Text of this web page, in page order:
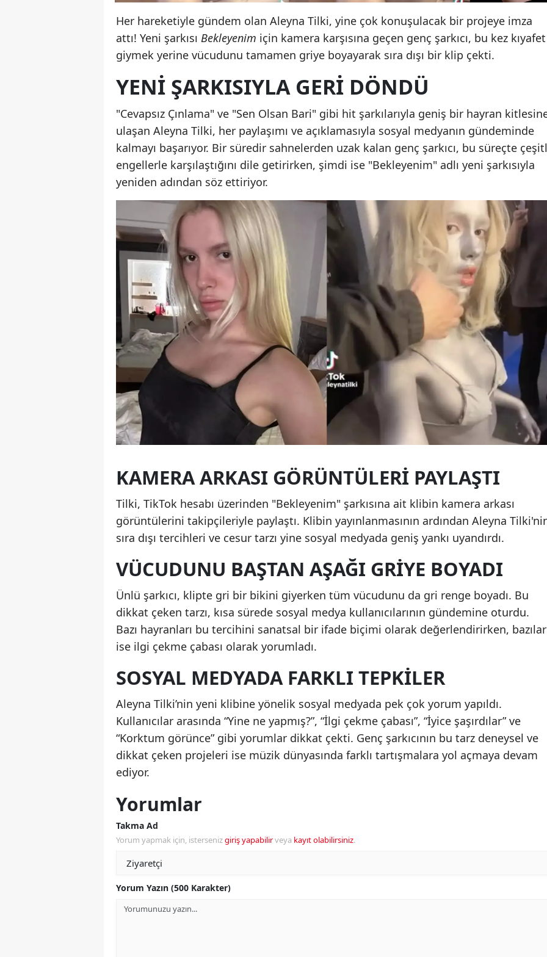
Her hareketiyle gündem olan Aleyna Tilki, yine çok konuşulacak bir projeye imza
attı! Yeni şarkısı Bekleyenim için kamera karşısına geçen genç şarkıcı, bu kez kıyafet
giymek yerine vücudunu tamamen griye boyayarak sıra dışı bir klip çekti.
YENI ŞARKISIYLA GERI DÖNDÜ
"Cevapsız Çınlama" ve "Sen Olsan Bari" gibi hit şarkılarıyla geniş bir hayran
ulaşan Aleyna Tilki, her paylaşımı ve açıklamasıyla sosyal medyanın gündeminde
kalmayı başarıyor. Bir süredir sahnelerden uzak kalan genç şarkıcı, bu süreçte
engellerle karşılaştığını dile getirirken, şimdi ise "Bekleyenim" adlı yeni şarkısıyla
yeniden adından söz ettiriyor.
KAMERA ARKASI GÖRÜNTÜLERI PAYLAŞTI
Tilki, TikTok hesabı üzerinden "Bekleyenim" şarkısına ait klibin kamera arkası
görüntülerini takipçileriyle paylaştı. Klibin yayınlanmasının ardından Aleyna
sıra dışı tercihleri ve cesur tarzı yine sosyal medyada geniş yankı uyandırdı.
VÜCUDUNU BAŞTAN AŞAĞI GRIYE BOYADI
Ünlü şarkıcı, klipte gri bir bikini giyerken tüm vücudunu da gri renge boyadı. Bu
dikkat çeken tarzı, kısa sürede sosyal medya kullanıcılarının gündemine oturdu.
Bazı hayranları bu tercihini sanatsal bir ifade biçimi olarak değerlendirirken,
ise ilgi çekme çabası olarak yorumladı.
SOSYAL MEDYADA FARKLI TEPKILER
Aleyna Tilki’nin yeni klibine yönelik sosyal medyada pek çok yorum yapıldı.
Kullanıcılar arasında “Yine ne yapmış?”, “İlgi çekme çabası”, “İyice şaşırdılar” ve
“Korktum görünce” gibi yorumlar dikkat çekti. Genç şarkıcının bu tarz deneysel ve
dikkat çeken projeleri ise müzik dünyasında farklı tartışmalara yol açmaya devam
ediyor.
Yorumlar
Takma Ad
Yorum yapmak için, istersenizgiriş yapabilirveya kayıt olabilirsiniz.
Yorum Yazın (500 Karakter)